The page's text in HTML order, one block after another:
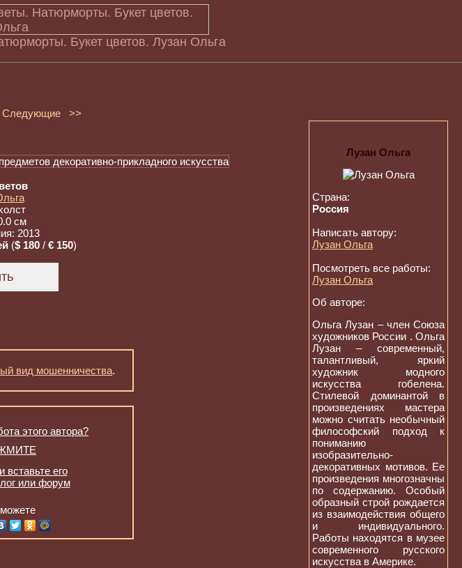
Букет цветов. Лузан Ольга
Следующие >>
см
2013
($ 180/ € 150)
вид мошенничества.
этого автора?
вставьте его
или форум
Лузан Ольга
Страна:
Россия
Написать автору:
Лузан Ольга
Посмотреть все работы:
Лузан Ольга
Об авторе:
Ольга Лузан – член Союза
художников России . Ольга
Лузан – современный,
талантливый, яркий
художник модного
искусства гобелена.
Стилевой доминантой в
произведениях мастера
можно считать необычный
философский подход к
пониманию
изобразительно-
декоративных мотивов. Ее
произведения многозначны
по содержанию. Особый
образный строй рождается
из взаимодействия общего
и индивидуального.
Работы находятся в музее
современного русского
искусства в Америке.